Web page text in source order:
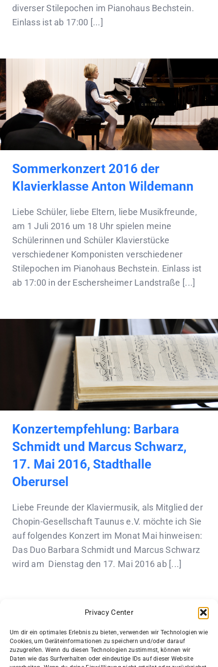
Privacy Center
Um dir ein optimales Erlebnis zu bieten, verwenden wir Technologien wie
Cookies, um Geräteinformationen zu speichern und/oder darauf
zuzugreifen. Wenn du diesen Technologien zustimmst, können wir
Daten wie das Surfverhalten oder eindeutige IDs auf dieser Website
diverser Stilepochen im Pianohaus Bechstein.
Einlass ist ab 17:00 [...]
Sommerkonzert 2016 der
Klavierklasse Anton Wildemann
Liebe Schüler, liebe Eltern, liebe Musikfreunde,
am 1 Juli 2016 um 18 Uhr spielen meine
Schülerinnen und Schüler Klavierstücke
verschiedener Komponisten verschiedener
Stilepochen im Pianohaus Bechstein. Einlass ist
ab 17:00 in der Eschersheimer Landstraße [...]
Konzertempfehlung: Barbara
Schmidt und Marcus Schwarz,
17. Mai 2016, Stadthalle
Oberursel
Liebe Freunde der Klaviermusik, als Mitglied der
Chopin-Gesellschaft Taunus e.V. möchte ich Sie
auf folgendes Konzert im Monat Mai hinweisen:
Das Duo Barbara Schmidt und Marcus Schwarz
wird am Dienstag den 17. Mai 2016 ab [...]
Next